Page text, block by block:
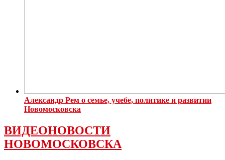
Александр Рем о семье, учебе, политике и развитии
Новомосковска
ВИДЕОНОВОСТИ
НОВОМОСКОВСКА